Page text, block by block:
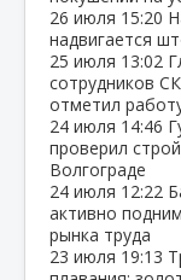
26 июля 15:20
надвигается
25 июля 13:02
сотрудников
отметил
24 июля 14:46
проверил
Волгограде
24 июля 12:22
активно
рынка труда
23 июля 19:13